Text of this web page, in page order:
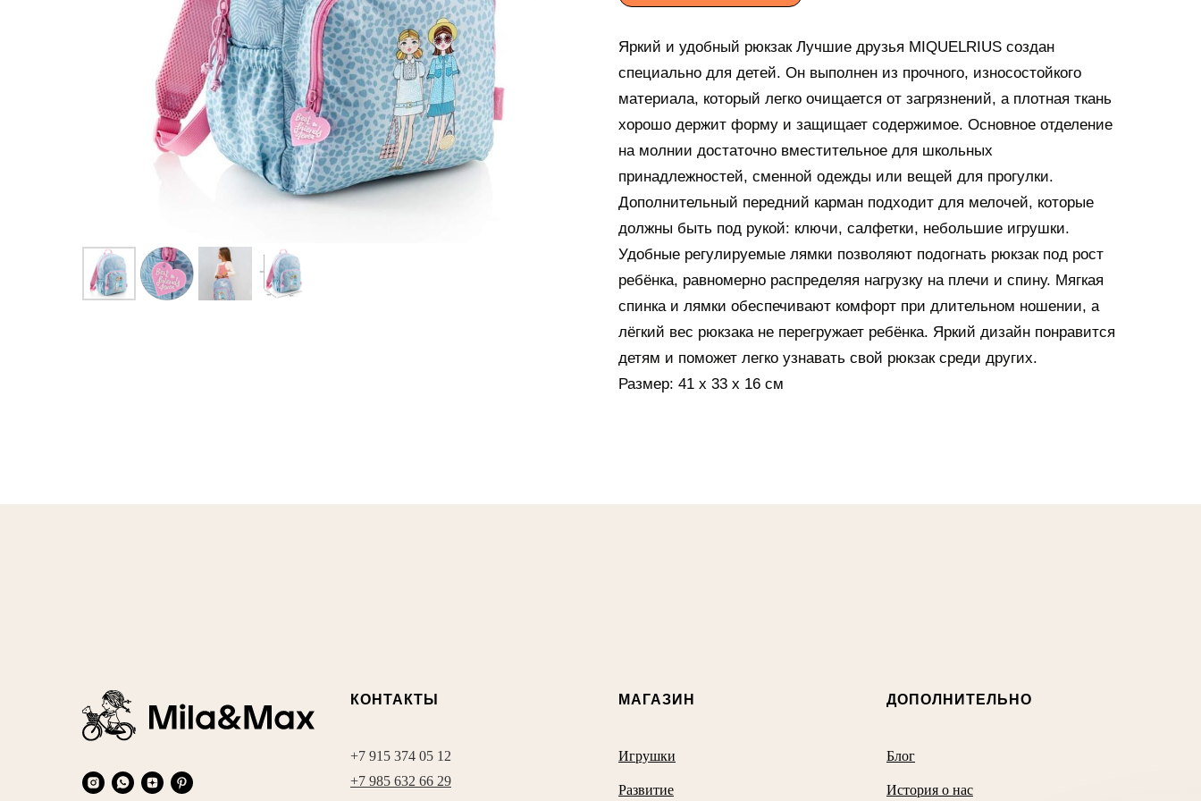
Яркий и удобный рюкзак Лучшие друзья MIQUELRIUS создан
специально для детей. Он выполнен из прочного, износостойкого
материала, который легко очищается от загрязнений, а плотная ткань
хорошо держит форму и защищает содержимое. Основное отделение
на молнии достаточно вместительное для школьных
принадлежностей, сменной одежды или вещей для прогулки.
Дополнительный передний карман подходит для мелочей, которые
должны быть под рукой: ключи, салфетки, небольшие игрушки.
Удобные регулируемые лямки позволяют подогнать рюкзак под рост
ребёнка, равномерно распределяя нагрузку на плечи и спину. Мягкая
спинка и лямки обеспечивают комфорт при длительном ношении, а
лёгкий вес рюкзака не перегружает ребёнка. Яркий дизайн понравится
детям и поможет легко узнавать свой рюкзак среди других.
Размер: 41 х 33 х 16 см
КОНТАКТЫ
+7 915 374 05 12
+7 985 632 66 29
МАГАЗИН
Игрушки
Развитие
ДОПОЛНИТЕЛЬНО
Блог
История о нас